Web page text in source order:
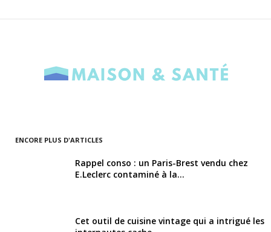
ENCORE PLUS D'ARTICLES
Rappel conso : un Paris-Brest vendu chez
E.Leclerc contaminé à la...
Cet outil de cuisine vintage qui a intrigué les